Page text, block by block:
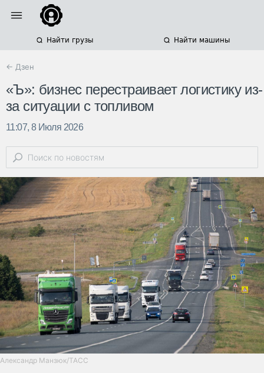
Найти грузы Найти машины
← Дзен
«Ъ»: бизнес перестраивает логистику из-
за ситуации с топливом
11:07, 8 Июля 2026
Александр Манзюк/ТАСС